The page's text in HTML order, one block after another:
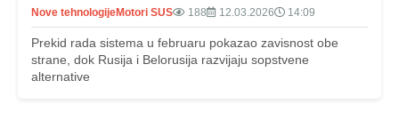
Nove tehnologijeMotori SUS 188 12.03.2026 14:09
Prekid rada sistema u februaru pokazao zavisnost obe
strane, dok Rusija i Belorusija razvijaju sopstvene
alternative